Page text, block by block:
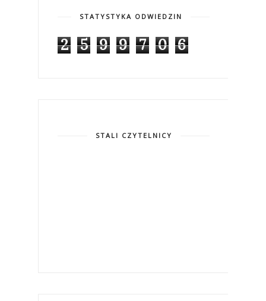
STATYSTYKA ODWIEDZIN
2 5 9 9 7 0 6
STALI CZYTELNICY